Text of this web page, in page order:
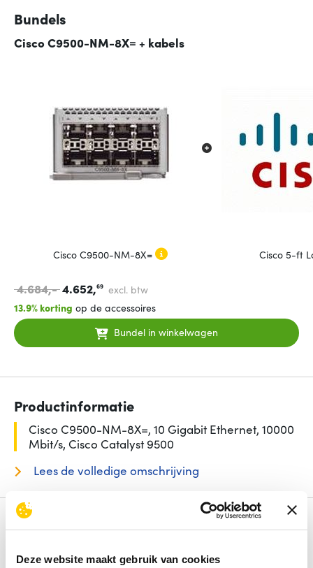
Deze website maakt gebruik van cookies
Bundels
Cisco C9500-NM-8X= + kabels
Cisco C9500-NM-8X= Cisco 5-ft
4.684,- 4.652,69
excl. btw
13.9% korting op de accessoires
Bundel in winkelwagen
Productinformatie
Cisco C9500-NM-8X=, 10 Gigabit Ethernet, 10000
Mbit/s, Cisco Catalyst 9500
Lees de volledige omschrijving
Specificaties
Ethernet LAN, data-overdrachtsnelheden